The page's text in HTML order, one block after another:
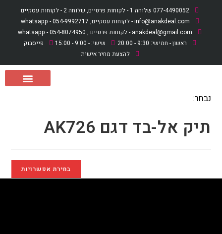
077-4490052 שלוחה 1 - לקוחות פרטיים, שלוחה 2 - לקוחות עסקיים
info@anakdeal.com - לקוחות עסקיים, whatsapp - 054-9992717
anakdeal@gmail.com - לקוחות פרטיים , whatsapp - 054-8074950
ראשון - חמישי: 9:30 - 20:00
שישי: - 9:00 - 15:00
פייסבוק
להצעת מחיר אישית
נבחר:
תיק אל-בד דגם AK726
בחירת אפשרויות